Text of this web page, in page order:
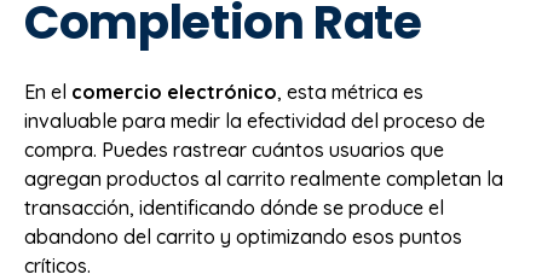
Completion Rate
En el comercio electrónico, esta métrica es
invaluable para medir la efectividad del proceso de
compra. Puedes rastrear cuántos usuarios que
agregan productos al carrito realmente completan la
transacción, identificando dónde se produce el
abandono del carrito y optimizando esos puntos
críticos.